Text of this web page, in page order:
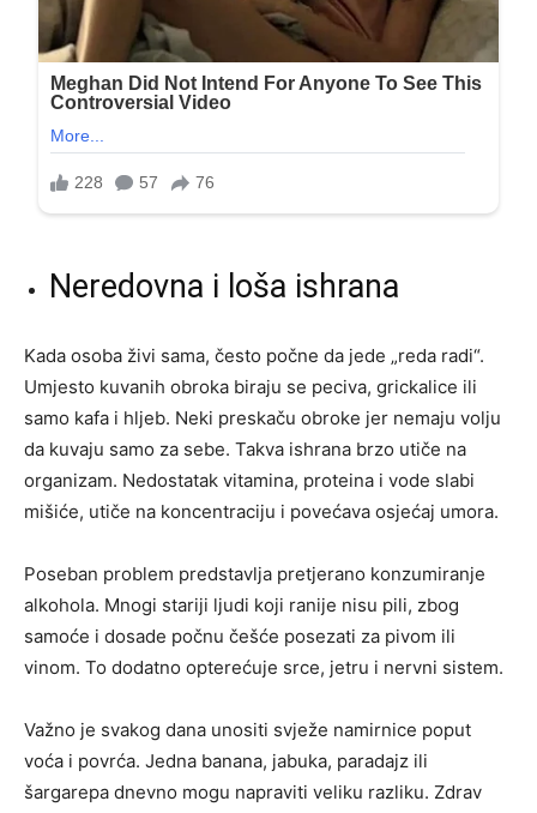
Neredovna i loša ishrana
Kada osoba živi sama, često počne da jede „reda radi“.
Umjesto kuvanih obroka biraju se peciva, grickalice ili
samo kafa i hljeb. Neki preskaču obroke jer nemaju volju
da kuvaju samo za sebe. Takva ishrana brzo utiče na
organizam. Nedostatak vitamina, proteina i vode slabi
mišiće, utiče na koncentraciju i povećava osjećaj umora.
Poseban problem predstavlja pretjerano konzumiranje
alkohola. Mnogi stariji ljudi koji ranije nisu pili, zbog
samoće i dosade počnu češće posezati za pivom ili
vinom. To dodatno opterećuje srce, jetru i nervni sistem.
Važno je svakog dana unositi svježe namirnice poput
voća i povrća. Jedna banana, jabuka, paradajz ili
šargarepa dnevno mogu napraviti veliku razliku. Zdrav